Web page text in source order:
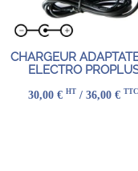
CHARGEUR
ELECTRO
30,00 € HT / 36,00 € TTC